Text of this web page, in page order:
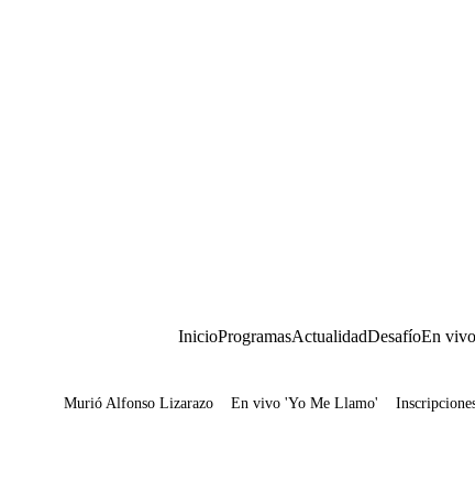
InicioProgramasActualidadDesafíoEn vivo
Juegos
Murió Alfonso Lizarazo En vivo 'Yo Me Llamo'